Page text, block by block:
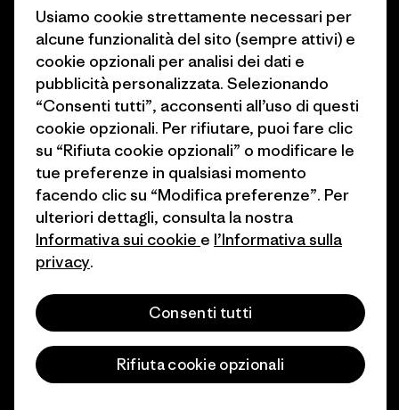
1% For The Planet
Come finanziamo
Buoni regalo
Trova un negozio
Stampa e media
Industry program
Programma di affiliazione
Patagonia Italia Mappa del sito
© 2026 Patagonia, Inc. All Rights Reserved.
italiano
Usiamo cookie strettamente necessari per
alcune funzionalità del sito (sempre attivi) e
cookie opzionali per analisi dei dati e
pubblicità personalizzata. Selezionando
“Consenti tutti”, acconsenti all’uso di questi
cookie opzionali. Per rifiutare, puoi fare clic
su “Rifiuta cookie opzionali” o modificare le
tue preferenze in qualsiasi momento
facendo clic su “Modifica preferenze”. Per
ulteriori dettagli, consulta la nostra
Informativa sui cookie e l’Informativa sulla
privacy.
Consenti tutti
Rifiuta cookie opzionali